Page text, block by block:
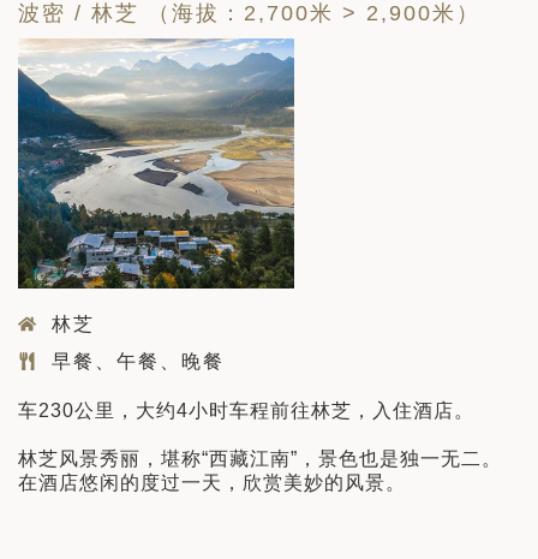
波密 / 林芝 （海拔：2,700米 > 2,900米）
林芝
早餐、午餐、晚餐
车230公里，大约4小时车程前往林芝，入住酒店。
林芝风景秀丽，堪称“西藏江南”，景色也是独一无二。
在酒店悠闲的度过一天，欣赏美妙的风景。